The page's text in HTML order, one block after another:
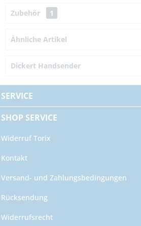
Zubehör 1
Ähnliche Artikel
Dickert Handsender
SERVICE
SHOP SERVICE
Widerruf Torix
Kontakt
Versand- und Zahlungsbedingungen
Rücksendung
Widerrufsrecht